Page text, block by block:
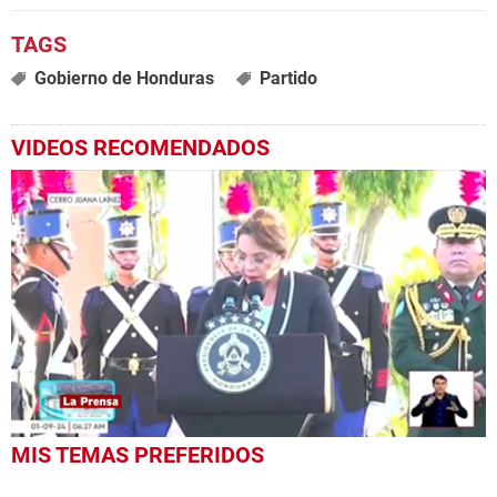
Gobierno de Honduras Partido
VIDEOS RECOMENDADOS
0
seconds
MIS TEMAS PREFERIDOS